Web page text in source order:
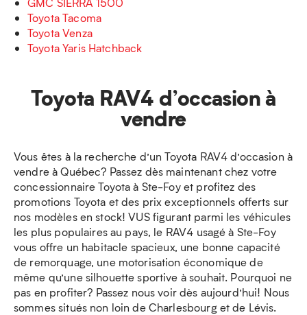
Toyota Tacoma
Toyota Venza
Toyota Yaris Hatchback
Toyota RAV4 d’occasion à
vendre
Vous êtes à la recherche d’un Toyota RAV4 d’occasion à
vendre à Québec? Passez dès maintenant chez votre
concessionnaire Toyota à Ste-Foy et profitez des
promotions Toyota et des prix exceptionnels offerts sur
nos modèles en stock! VUS figurant parmi les véhicules
les plus populaires au pays, le RAV4 usagé à Ste-Foy
vous offre un habitacle spacieux, une bonne capacité
de remorquage, une motorisation économique de
même qu’une silhouette sportive à souhait. Pourquoi ne
pas en profiter? Passez nous voir dès aujourd’hui! Nous
sommes situés non loin de Charlesbourg et de Lévis.